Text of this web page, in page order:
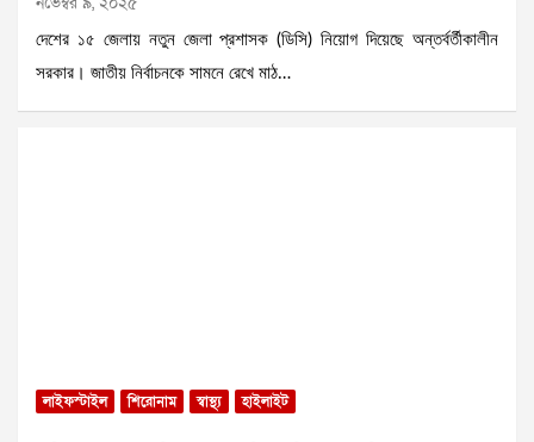
দেশের ১৫ জেলায় নতুন জেলা প্রশাসক (ডিসি) নিয়োগ দিয়েছে অন্তর্বর্তীকালীন
সরকার। জাতীয় নির্বাচনকে সামনে রেখে মাঠ…
লাইফস্টাইল শিরোনাম স্বাস্থ্য হাইলাইট